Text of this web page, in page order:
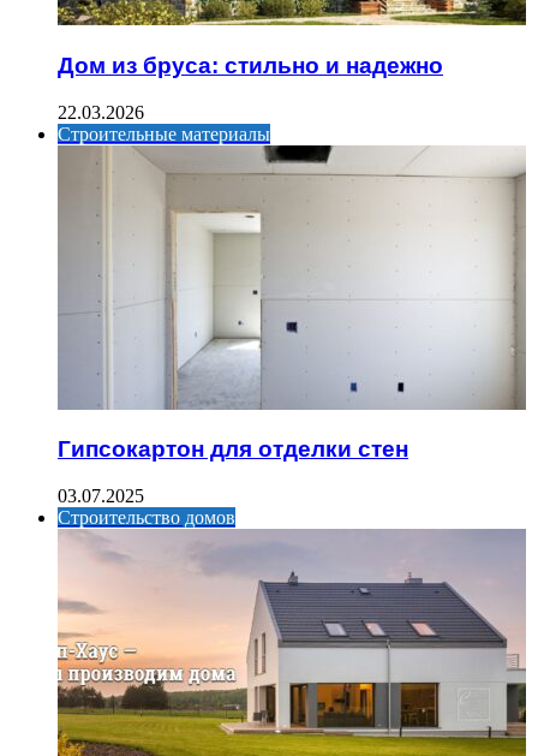
Дом из бруса: стильно и надежно
22.03.2026
Строительные материалы
Гипсокартон для отделки стен
03.07.2025
Строительство домов